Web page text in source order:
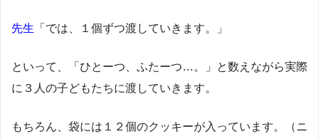
先生 「では、１個ずつ渡していきます。」
といって、「ひとーつ、ふたーつ…。」と数えながら実際
に３人の子どもたちに渡していきます。
もちろん、袋には１２個のクッキーが入っています。（ニ